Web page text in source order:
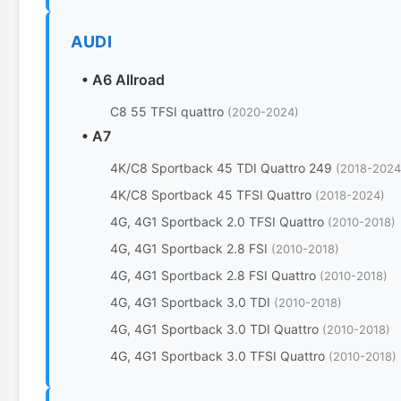
AUDI
• A6 Allroad
C8 55 TFSI quattro (2020-2024)
• A7
4K/C8 Sportback 45 TDI Quattro 249 (2018-
4K/C8 Sportback 45 TFSI Quattro (2018-2024)
4G, 4G1 Sportback 2.0 TFSI Quattro (2010-2018)
4G, 4G1 Sportback 2.8 FSI (2010-2018)
4G, 4G1 Sportback 2.8 FSI Quattro (2010-2018)
4G, 4G1 Sportback 3.0 TDI (2010-2018)
4G, 4G1 Sportback 3.0 TDI Quattro (2010-2018)
4G, 4G1 Sportback 3.0 TFSI Quattro (2010-2018)